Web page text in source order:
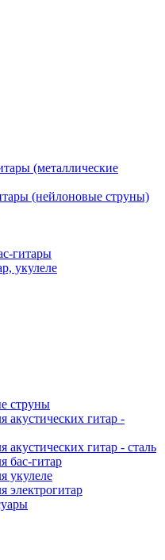
(металлические
(нейлоновые струны)
гитары
укулеле
струны
акустических гитар -
акустических гитар - сталь
бас-гитар
укулеле
электрогитар